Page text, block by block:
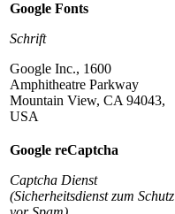
Google Fonts
Schrift
Google Inc., 1600
Amphitheatre Parkway
Mountain View, CA 94043,
USA
Google reCaptcha
Captcha Dienst
(Sicherheitsdienst zum Schutz